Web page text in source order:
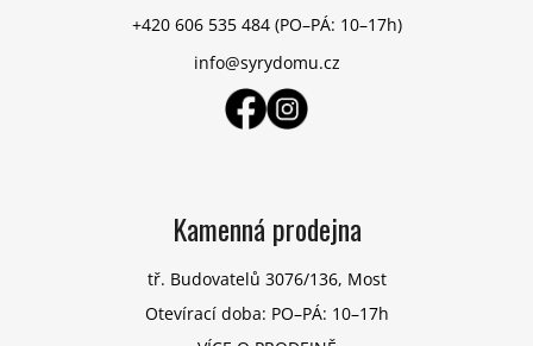
+420 606 535 484 (PO–PÁ: 10–17h)
info@syrydomu.cz
Kamenná prodejna
tř. Budovatelů 3076/136, Most
Otevírací doba: PO–PÁ: 10–17h